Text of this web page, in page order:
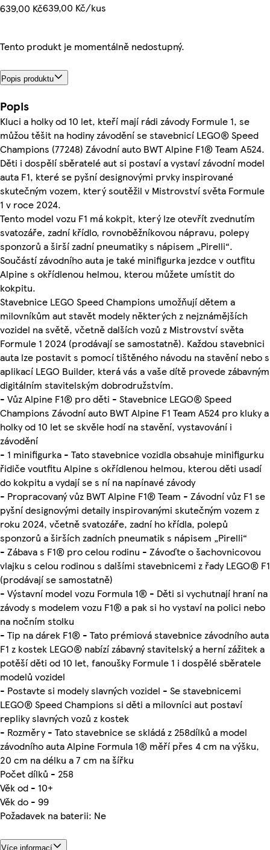
639,00 Kč639,00 Kč/kus
Tento produkt je momentálně nedostupný.
Popis produktu
Popis
Kluci a holky od 10 let, kteří mají rádi závody Formule 1, se
můžou těšit na hodiny závodění se stavebnicí LEGO® Speed
Champions (77248) Závodní auto BWT Alpine F1® Team A524.
Děti i dospělí sběratelé aut si postaví a vystaví závodní model
auta F1, které se pyšní designovými prvky inspirované
skutečným vozem, který soutěžil v Mistrovství světa Formule
1 v roce 2024.
Tento model vozu F1 má kokpit, který lze otevřít zvednutím
svatozáře, zadní křídlo, rovnoběžníkovou nápravu, polepy
sponzorů a širší zadní pneumatiky s nápisem „Pirelli“.
Součástí závodního auta je také minifigurka jezdce v outfitu
Alpine s okřídlenou helmou, kterou můžete umístit do
kokpitu.
Stavebnice LEGO Speed Champions umožňují dětem a
milovníkům aut stavět modely některých z nejznámějších
vozidel na světě, včetně dalších vozů z Mistrovství světa
Formule 1 2024 (prodávají se samostatně). Každou stavebnici
auta lze postavit s pomocí tištěného návodu na stavění nebo s
aplikací LEGO Builder, která vás a vaše dítě provede zábavným
digitálním stavitelským dobrodružstvím.
- Vůz Alpine F1® pro děti - Stavebnice LEGO® Speed
Champions Závodní auto BWT Alpine F1 Team A524 pro kluky a
holky od 10 let se skvěle hodí na stavění, vystavování i
závodění
- 1 minifigurka - Tato stavebnice vozidla obsahuje minifigurku
řidiče voutfitu Alpine s okřídlenou helmou, kterou děti usadí
do kokpitu a vydají se s ní na napínavé závody
- Propracovaný vůz BWT Alpine F1® Team - Závodní vůz F1 se
pyšní designovými detaily inspirovanými skutečným vozem z
roku 2024, včetně svatozáře, zadní ho křídla, polepů
sponzorů a širších zadních pneumatik s nápisem „Pirelli“
- Zábava s F1® pro celou rodinu - Závoďte o šachovnicovou
vlajku s celou rodinou s dalšími stavebnicemi z řady LEGO® F1
(prodávají se samostatně)
- Výstavní model vozu Formula 1® - Děti si vychutnají hraní na
závody s modelem vozu F1® a pak si ho vystaví na polici nebo
na nočním stolku
- Tip na dárek F1® - Tato prémiová stavebnice závodního auta
F1 z kostek LEGO® nabízí zábavný stavitelský a herní zážitek a
potěší děti od 10 let, fanoušky Formule 1 i dospělé sběratele
modelů vozidel
- Postavte si modely slavných vozidel - Se stavebnicemi
LEGO® Speed Champions si děti a milovníci aut postaví
repliky slavných vozů z kostek
- Rozměry - Tato stavebnice se skládá z 258dílků a model
závodního auta Alpine Formula 1® měří přes 4 cm na výšku,
20 cm na délku a 7 cm na šířku
Počet dílků - 258
Věk od - 10+
Věk do - 99
Požadavek na baterii: Ne
Více informací